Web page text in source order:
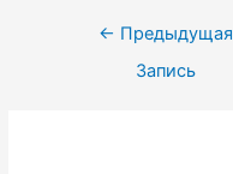
Навигация
← Предыдущая
Запись